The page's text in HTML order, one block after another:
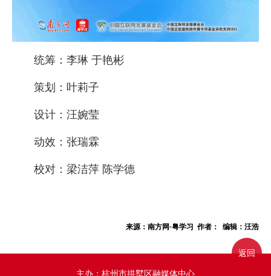
统筹：李琳 于艳彬
策划：叶莉子
设计：汪婉莹
动效：张瑞霖
校对：梁洁萍 陈学德
来源：南方网·粤学习 作者： 编辑：汪浩
主办：杭州市拱墅区融媒体中心
返回